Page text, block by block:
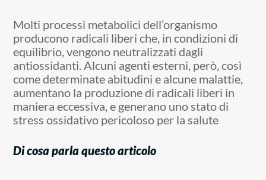
Molti processi metabolici dell’organismo
producono radicali liberi che, in condizioni di
equilibrio, vengono neutralizzati dagli
antiossidanti. Alcuni agenti esterni, però, così
come determinate abitudini e alcune malattie,
aumentano la produzione di radicali liberi in
maniera eccessiva, e generano uno stato di
stress ossidativo pericoloso per la salute
Di cosa parla questo articolo